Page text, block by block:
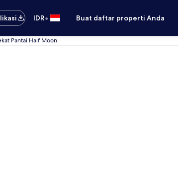
IDR• Buat daftar properti Anda
Pantai Half Moon